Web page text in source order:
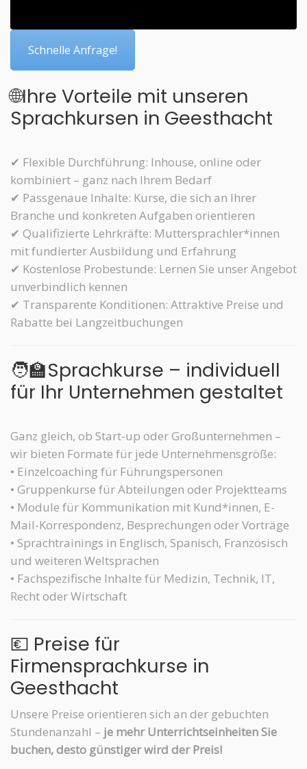
Schnelle Anfrage!
🌐Ihre Vorteile mit unseren
Sprachkursen in Geesthacht
✔ Flexible Durchführung: Inhouse, online oder
kombiniert – ganz nach Ihrem Bedarf
✔ Passgenaue Inhalte: Kurse, die sich an Ihrer
Branche und konkreten Aufgaben orientieren
✔ Qualifizierte Lehrkräfte: Muttersprachler*innen
mit fundierter Ausbildung und Erfahrung
✔ Kostenlose Probestunde: Lernen Sie unser Angebot
unverbindlich kennen
✔ Transparente Konditionen: Attraktive Preise und
Rabatte bei Langzeitbuchungen
🧑‍🏫Sprachkurse – individuell
für Ihr Unternehmen gestaltet
Ganz gleich, ob Start-up oder Großunternehmen –
wir bieten Formate für jede Unternehmensgröße:
• Einzelcoaching für Führungspersonen
• Gruppenkurse für Abteilungen oder Projektteams
• Module für Kommunikation mit Kund*innen, E-
Mail-Korrespondenz, Besprechungen oder Vorträge
• Sprachtrainings in Englisch, Spanisch, Französisch
und weiteren Weltsprachen
• Fachspezifische Inhalte für Medizin, Technik, IT,
Recht oder Wirtschaft
💶 Preise für
Firmensprachkurse in
Geesthacht
Unsere Preise orientieren sich an der gebuchten
Stundenanzahl – je mehr Unterrichtseinheiten Sie
buchen, desto günstiger wird der Preis!